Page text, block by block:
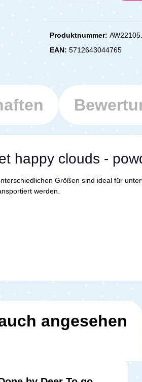
Produktnummer:
EAN:5712643044765
happy clouds -
Größen sind ideal für
werden.
angesehen